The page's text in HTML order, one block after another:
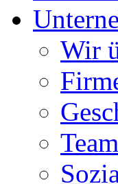
Wir
Team